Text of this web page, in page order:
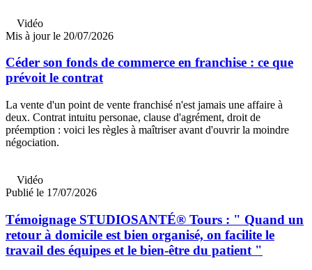
Vidéo
Mis à jour le 20/07/2026
Céder son fonds de commerce en franchise : ce que
prévoit le contrat
La vente d'un point de vente franchisé n'est jamais une affaire à
deux. Contrat intuitu personae, clause d'agrément, droit de
préemption : voici les règles à maîtriser avant d'ouvrir la moindre
négociation.
Vidéo
Publié le 17/07/2026
Témoignage STUDIOSANTÉ® Tours : " Quand un
retour à domicile est bien organisé, on facilite le
travail des équipes et le bien-être du patient "